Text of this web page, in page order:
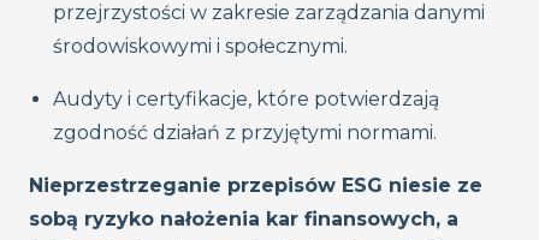
przejrzystości w zakresie zarządzania danymi
środowiskowymi i społecznymi.
Audyty i certyfikacje, które potwierdzają
zgodność działań z przyjętymi normami.
Nieprzestrzeganie przepisów ESG niesie ze
sobą ryzyko nałożenia kar finansowych, a